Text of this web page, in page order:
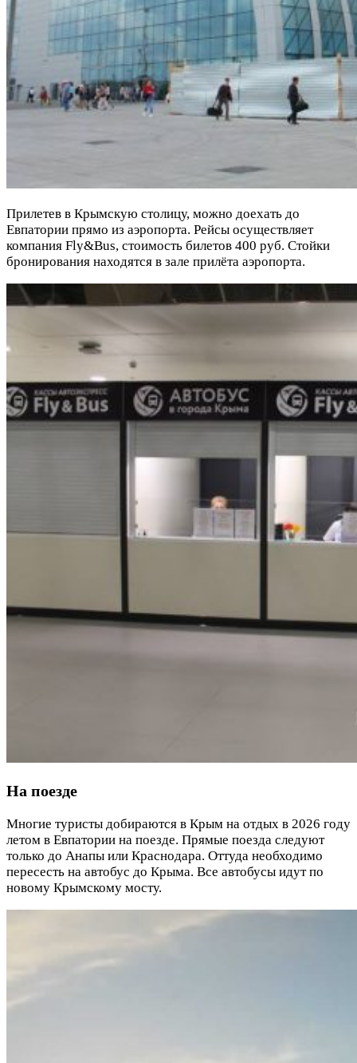
Прилетев в Крымскую столицу, можно доехать до
Евпатории прямо из аэропорта. Рейсы осуществляет
компания Fly&Bus, стоимость билетов 400 руб. Стойки
бронирования находятся в зале прилёта аэропорта.
На поезде
Многие туристы добираются в Крым на отдых в 2026 году
летом в Евпатории на поезде. Прямые поезда следуют
только до Анапы или Краснодара. Оттуда необходимо
пересесть на автобус до Крыма. Все автобусы идут по
новому Крымскому мосту.